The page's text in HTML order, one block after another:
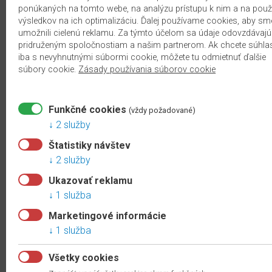
VLASTNOSTI
Nekonečný
Protišmykový
povrch R10
Vodeodolnosť
Vodeodolnosť
do 24 hodín
Formát:
Medium (1292 x 135 mm)
Hrúbka:10 mm
Trieda zaťaženia:AC4/32
Priznaná drážka: 4-stranná V-
Poradové číslo:
ponúkaných na tomto webe, na analýzu prístupu k nim a na
výsledkov na ich optimalizáciu. Ďalej používame cookies, aby
umožnili cielenú reklamu. Za týmto účelom sa údaje
pridruženým spoločnostiam a našim partnerom. Ak chcete
iba s nevyhnutnými súbormi cookie, môžete tu odmietnuť ďalšie
súbory cookie. Zásady používania súborov cookie
Funkčné cookies(vždy požadované)
2 služby
Štatistiky návštev
2 služby
Ukazovať reklamu
1 služba
Marketingové informácie
1 služba
Všetky cookies